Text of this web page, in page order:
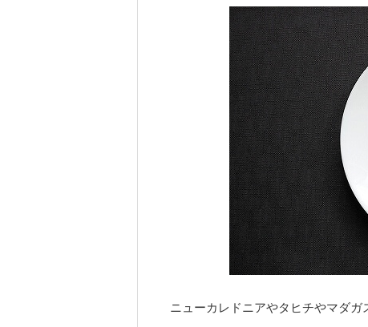
ニューカレドニアやタヒチやマダガ